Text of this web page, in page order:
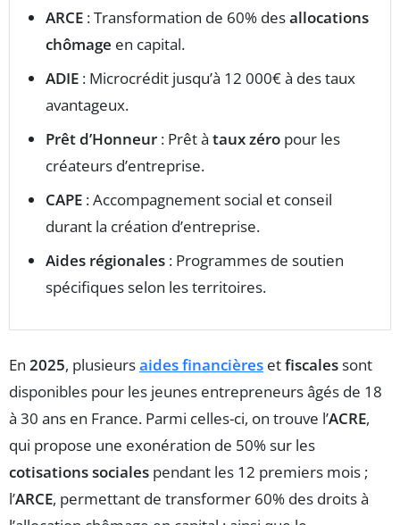
ARCE : Transformation de 60% desallocations
chômage en capital.
ADIE : Microcrédit jusqu’à 12 000€ à des taux
avantageux.
Prêt d’Honneur : Prêt à taux zéro pour les
créateurs d’entreprise.
CAPE : Accompagnement social et conseil
durant la création d’entreprise.
Aides régionales : Programmes de soutien
spécifiques selon les territoires.
En 2025, plusieursaides financières etfiscalessont
disponibles pour les jeunes entrepreneurs âgés de 18
à 30 ans en France. Parmi celles-ci, on trouve l’ACRE,
qui propose une exonération de 50% sur les
cotisations sociales pendant les 12 premiers mois ;
l’ARCE, permettant de transformer 60% des droits à